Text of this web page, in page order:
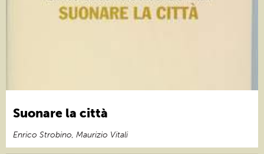
Suonare la città
Enrico Strobino, Maurizio Vitali